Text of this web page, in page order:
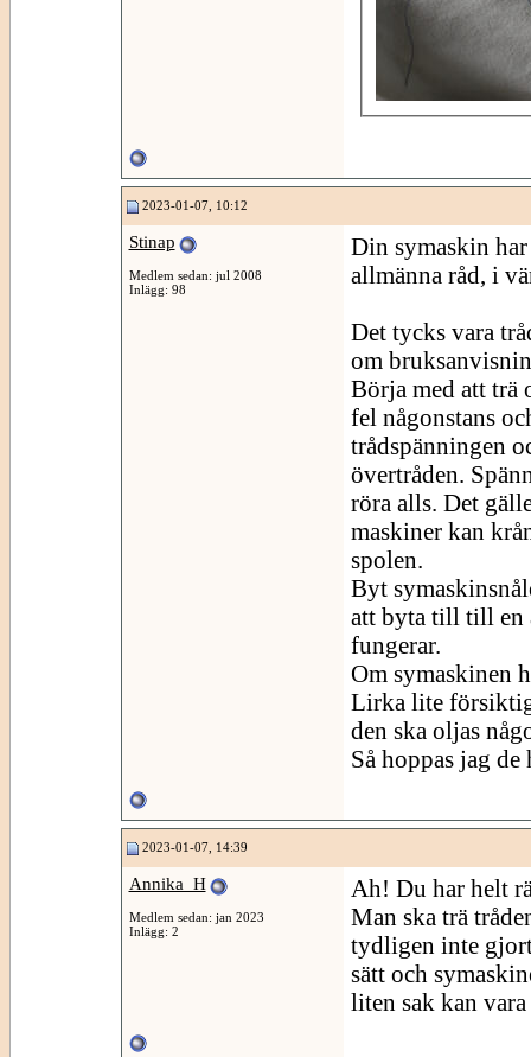
2023-01-07, 10:12
Stinap
Medlem sedan: jul 2008
Inlägg: 98
Din symaskin har
allmänna råd, i
Det tycks vara
om
Börja med att trä
fel någonstans
trådspänningen
övertråden.
röra alls. Det
maskiner kan
spolen.
Byt
att byta till till en
fungerar.
Om symaskinen
Lirka lite
den ska oljas
Så hoppas jag
2023-01-07, 14:39
Annika_H
Medlem sedan: jan 2023
Inlägg: 2
Ah! Du har helt
Man ska trä
tydligen inte
sätt och
liten sak kan